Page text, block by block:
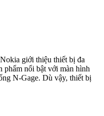
giới thiệu thiết bị đa
phẩm nổi bật với màn hình
N-Gage. Dù vậy, thiết bị